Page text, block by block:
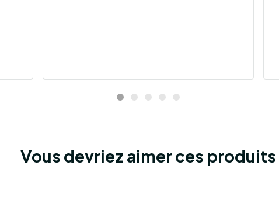
Vous devriez aimer ces produits